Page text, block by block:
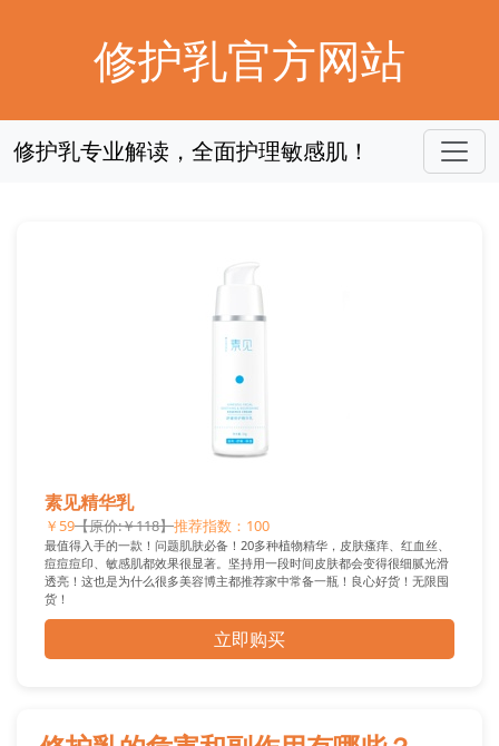
修护乳官方网站
修护乳专业解读，全面护理敏感肌！
素见精华乳
￥59【原价:￥118】推荐指数：100
最值得入手的一款！问题肌肤必备！20多种植物精华，皮肤瘙痒、红血丝、
痘痘痘印、敏感肌都效果很显著。坚持用一段时间皮肤都会变得很细腻光滑
透亮！这也是为什么很多美容博主都推荐家中常备一瓶！良心好货！无限囤
货！
立即购买